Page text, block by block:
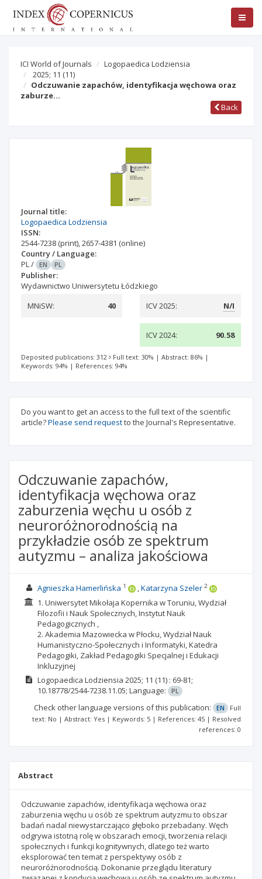
ICI World of Journals
Logopaedica Lodziensia
2025; 11 (11)
Odczuwanie zapachów, identyfikacja węchowa oraz
zaburze…
Back
Journal title:
Logopaedica Lodziensia
ISSN:
2544-7238 (print),2657-4381 (online)
Country / Language:
PL/ EN PL
Publisher:
Wydawnictwo Uniwersytetu Łódzkiego
MNiSW:
40 ICV 2025: N/I
ICV 2024: 90.58
Deposited publications: 312 Full text: 30% | Abstract: 86% |
Keywords: 94% | References: 94%
Do you want to get an access to the full text of the scientific
article?Please send requestto the Journal's Representative.
Odczuwanie zapachów,
identyfikacja węchowa oraz
zaburzenia węchu u osób z
neuroróżnorodnością na
przykładzie osób ze spektrum
autyzmu – analiza jakościowa
Agnieszka Hamerlińska 1 Katarzyna Szeler2
1. Uniwersytet Mikołaja Kopernika w Toruniu, Wydział
Filozofii i Nauk Społecznych, Instytut Nauk
Pedagogicznych ,
2. Akademia Mazowiecka w Płocku, Wydział Nauk
Humanistyczno-Społecznych i Informatyki, Katedra
Pedagogiki, Zakład Pedagogiki Specjalnej i Edukacji
Inkluzyjnej
Logopaedica Lodziensia 2025; 11 (11) : 69-81;
10.18778/2544-7238.11.05; Language: PL
Check other language versions of this publication: EN
Full
text: No | Abstract: Yes | Keywords: 5 | References: 45 | Resolved
references: 0
Abstract
Odczuwanie zapachów, identyfikacja węchowa oraz
zaburzenia węchu u osób ze spektrum autyzmu to obszar
badań nadal niewystarczająco głęboko przebadany. Węch
odgrywa istotną rolę w obszarach emocji, tworzenia relacji
społecznych i funkcji kognitywnych, dlatego też warto
eksplorować ten temat z perspektywy osób z
neuroróżnorodnością. Dokonanie przeglądu literatury